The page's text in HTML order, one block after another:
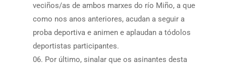
veciños/as de ambos marxes do río Miño, a que
como nos anos anteriores, acudan a seguir a
proba deportiva e animen e aplaudan a tódolos
deportistas participantes.
Por último, sinalar que os asinantes desta